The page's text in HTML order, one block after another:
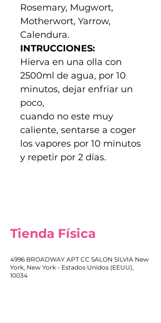
Rosemary, Mugwort,
Motherwort, Yarrow,
Calendura.
INTRUCCIONES:
Hierva en una olla con
2500ml de agua, por 10
minutos, dejar enfriar un
poco,
cuando no este muy
caliente, sentarse a coger
los vapores por 10 minutos
y repetir por 2 días.
Tienda Física
4996 BROADWAY APT CC SALON SILVIA New
York, New York - Estados Unidos (EEUU),
10034